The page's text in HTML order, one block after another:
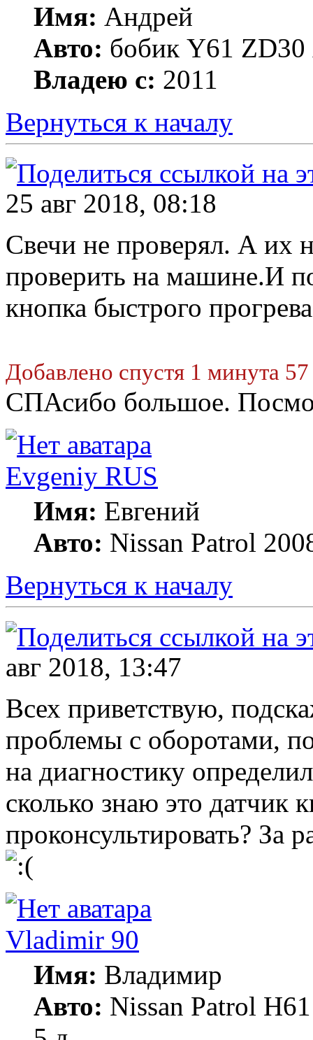
Имя: Андрей
Авто: бобик Y61
Владею с: 2011
Вернуться к началу
25 авг 2018, 08:18
Свечи не проверял. А их
проверить на машине.И
кнопка быстрого
Добавлено спустя 1 минута
СПАсибо большое.
Evgeniy RUS
Имя: Евгений
Авто: Nissan Patrol
Вернуться к началу
авг 2018, 13:47
Всех приветствую,
проблемы с оборотами,
на диагностику
сколько знаю это датчик
проконсультировать? За
Vladimir 90
Имя: Владимир
Авто: Nissan Patrol